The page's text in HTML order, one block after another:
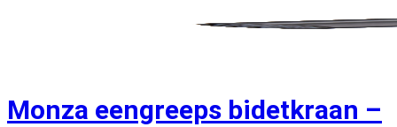
Monza eengreeps bidetkraan –